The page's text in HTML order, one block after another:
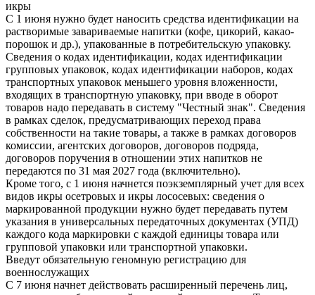
икры
С 1 июня нужно будет наносить средства идентификации на
растворимые завариваемые напитки (кофе, цикорий, какао-
порошок и др.), упакованные в потребительскую упаковку.
Сведения о кодах идентификации, кодах идентификации
групповых упаковок, кодах идентификации наборов, кодах
транспортных упаковок меньшего уровня вложенности,
входящих в транспортную упаковку, при вводе в оборот
товаров надо передавать в систему "Честный знак". Сведения
в рамках сделок, предусматривающих переход права
собственности на такие товары, а также в рамках договоров
комиссии, агентских договоров, договоров подряда,
договоров поручения в отношении этих напитков не
передаются по 31 мая 2027 года (включительно).
Кроме того, с 1 июня начнется поэкземплярный учет для всех
видов икры осетровых и икры лососевых: сведения о
маркированной продукции нужно будет передавать путем
указания в универсальных передаточных документах (УПД)
каждого кода маркировки с каждой единицы товара или
групповой упаковки или транспортной упаковки.
Введут обязательную геномную регистрацию для
военнослужащих
С 7 июня начнет действовать расширенный перечень лиц,